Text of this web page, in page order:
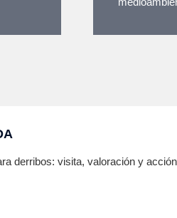
derribos: visita, valoración y